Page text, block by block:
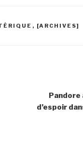
, [ARCHIVES]
Pandore
d’espoir